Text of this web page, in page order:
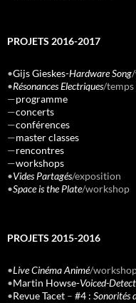
PROJETS 2016-2017
•Gijs Gieskes-Hardware Song
•Résonances Electriques/
—programme
—concerts
—conférences
—master classes
—rencontres
—workshops
•Vides Partagés/exposition
•Space is the Plate/workshop
PROJETS 2015-2016
•Live Cinéma Animé/
•Martin Howse-Voiced-
•Revue Tacet – #4 : Sonorités